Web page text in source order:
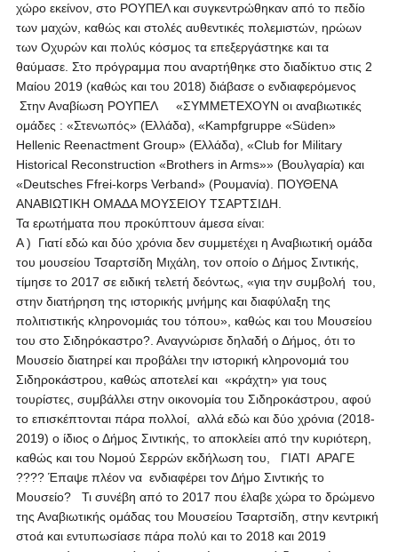
χώρο εκείνον, στο ΡΟΥΠΕΛ και συγκεντρώθηκαν από το πεδίο
των μαχών, καθώς και στολές αυθεντικές πολεμιστών, ηρώων
των Οχυρών και πολύς κόσμος τα επεξεργάστηκε και τα
θαύμασε. Στο πρόγραμμα που αναρτήθηκε στο διαδίκτυο στις 2
Μαίου 2019 (καθώς και του 2018) διάβασε ο ενδιαφερόμενος
Στην Αναβίωση ΡΟΥΠΕΛ «ΣΥΜΜΕΤΕΧΟΥΝ οι αναβιωτικές
ομάδες : «Στενωπός» (Ελλάδα), «Kampfgruppe «Süden»
Hellenic Reenactment Group» (Ελλάδα), «Club for Military
Historical Reconstruction «Brothers in Arms»» (Βουλγαρία) και
«Deutsches Ffrei-korps Verband» (Ρουμανία). ΠΟΥΘΕΝΑ
ΑΝΑΒΙΩΤΙΚΗ ΟΜΑΔΑ ΜΟΥΣΕΙΟΥ ΤΣΑΡΤΣΙΔΗ.
Τα ερωτήματα που προκύπτουν άμεσα είναι:
A ) Γιατί εδώ και δύο χρόνια δεν συμμετέχει η Αναβιωτική ομάδα
του μουσείου Τσαρτσίδη Μιχάλη, τον οποίο ο Δήμος Σιντικής,
τίμησε το 2017 σε ειδική τελετή δεόντως, «για την συμβολή του,
στην διατήρηση της ιστορικής μνήμης και διαφύλαξη της
πολιτιστικής κληρονομιάς του τόπου», καθώς και του Μουσείου
του στο Σιδηρόκαστρο?. Αναγνώρισε δηλαδή ο Δήμος, ότι το
Μουσείο διατηρεί και προβάλει την ιστορική κληρονομιά του
Σιδηροκάστρου, καθώς αποτελεί και «κράχτη» για τους
τουρίστες, συμβάλλει στην οικονομία του Σιδηροκάστρου, αφού
το επισκέπτονται πάρα πολλοί, αλλά εδώ και δύο χρόνια (2018-
2019) ο ίδιος ο Δήμος Σιντικής, το αποκλείει από την κυριότερη,
καθώς και του Νομού Σερρών εκδήλωση του, ΓΙΑΤΙ ΑΡΑΓΕ
???? Έπαψε πλέον να ενδιαφέρει τον Δήμο Σιντικής το
Μουσείο? Τι συνέβη από το 2017 που έλαβε χώρα το δρώμενο
της Αναβιωτικής ομάδας του Μουσείου Τσαρτσίδη, στην κεντρική
στοά και εντυπωσίασε πάρα πολύ και το 2018 και 2019